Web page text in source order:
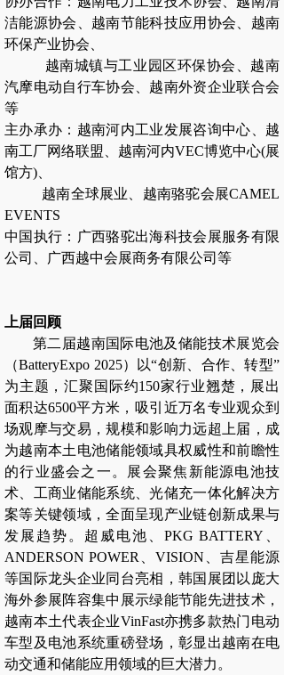
洁能源协会、越南节能科技应用协会、越南
环保产业协会、
越南城镇与工业园区环保协会、越南
汽摩电动自行车协会、越南外资企业联合会
等
主办承办：越南河内工业发展咨询中心、越
南工厂网络联盟、越南河内VEC博览中心(展
馆方)、
越南全球展业、越南骆驼会展CAMEL
EVENTS
中国执行：广西骆驼出海科技会展服务有限
公司、广西越中会展商务有限公司等
上届回顾
第二届越南国际电池及储能技术展览会
（BatteryExpo 2025）以“创新、合作、转型”
为主题，汇聚国际约150家行业翘楚，展出
面积达6500平方米，吸引近万名专业观众到
场观摩与交易，规模和影响力远超上届，成
为越南本土电池储能领域具权威性和前瞻性
的行业盛会之一。展会聚焦新能源电池技
术、工商业储能系统、光储充一体化解决方
案等关键领域，全面呈现产业链创新成果与
发展趋势。超威电池、PKG BATTERY、
ANDERSON POWER、VISION、吉星能源
等国际龙头企业同台亮相，韩国展团以庞大
海外参展阵容集中展示绿能节能先进技术，
越南本土代表企业VinFast亦携多款热门电动
车型及电池系统重磅登场，彰显出越南在电
动交通和储能应用领域的巨大潜力。